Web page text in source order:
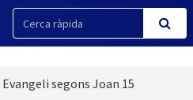
Evangeli segons Joan 15